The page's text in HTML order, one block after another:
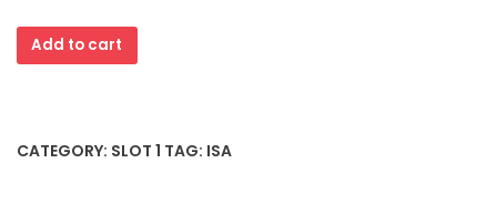
Gigabyte
GA-
1
Add to cart
CATEGORY: SLOT 1 TAG: ISA